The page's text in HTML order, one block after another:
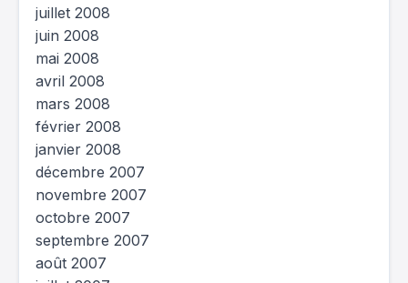
juillet 2008
juin 2008
mai 2008
avril 2008
mars 2008
février 2008
janvier 2008
décembre 2007
novembre 2007
octobre 2007
septembre 2007
août 2007